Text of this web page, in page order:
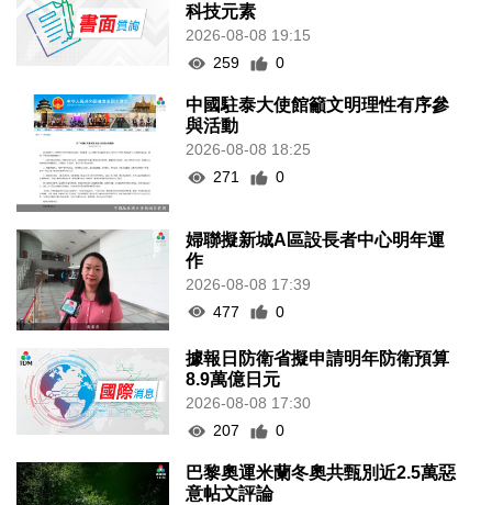
科技元素
2026-08-08 19:15
259
0
中國駐泰大使館籲文明理性有序參
與活動
2026-08-08 18:25
271
0
婦聯擬新城A區設長者中心明年運
作
2026-08-08 17:39
477
0
據報日防衛省擬申請明年防衛預算
8.9萬億日元
2026-08-08 17:30
207
0
巴黎奧運米蘭冬奧共甄別近2.5萬惡
意帖文評論